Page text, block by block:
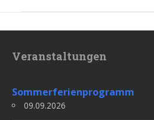
Veranstaltungen
Sommerferienprogramm
09.09.2026